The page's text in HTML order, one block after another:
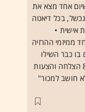
אחד מצא את
ונכשל, בכל דיאטה
אישית •
ממיזמי ההרזיה
כבר השילו
יחד יותר מ־260 טונות • עכשיו, עם 87% הצלחה והצעות
חושב למכור"